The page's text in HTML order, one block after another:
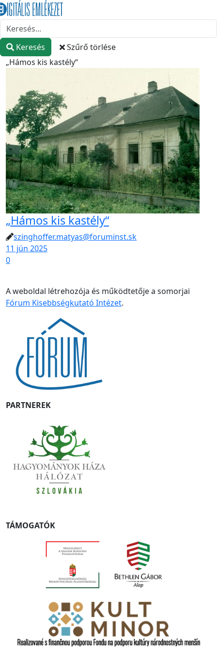
Keresés
Szűrő törlése
„Hámos kis kastély“
„Hámos kis kastély“
szinghoffer.matyas@foruminst.sk
11 jún 2025
0
A weboldal létrehozója és működtetője a somorjai
Fórum Kisebbségkutató Intézet.
PARTNEREK
TÁMOGATÓK